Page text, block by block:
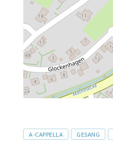
Tags
A-CAPPELLA GESANG